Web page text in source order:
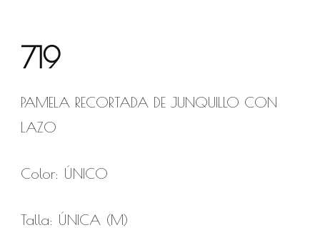
719
PAMELA RECORTADA DE JUNQUILLO CON
LAZO
Color: ÚNICO
Talla: ÚNICA (M)